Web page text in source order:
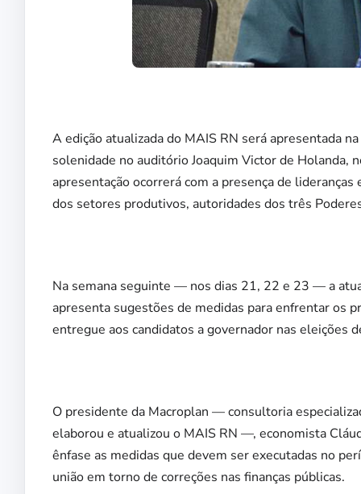
A edição atualizada do MAIS RN será apresentada
solenidade no auditório Joaquim Victor de Holanda,
apresentação ocorrerá com a presença de
dos setores produtivos, autoridades dos três
Na semana seguinte — nos dias 21, 22 e 23 — a
apresenta sugestões de medidas para enfrentar os
entregue aos candidatos a governador nas eleições
O presidente da Macroplan — consultoria
elaborou e atualizou o MAIS RN —, economista
ênfase as medidas que devem ser executadas no
união em torno de correções nas finanças públicas.